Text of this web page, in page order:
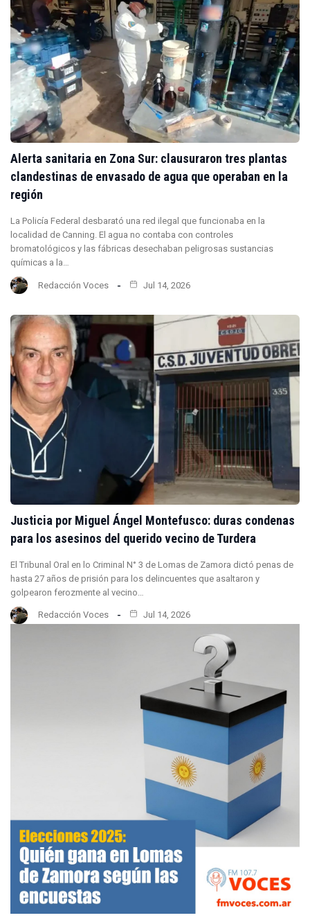
Alerta sanitaria en Zona Sur: clausuraron tres plantas
clandestinas de envasado de agua que operaban en la
región
La Policía Federal desbarató una red ilegal que funcionaba en la
localidad de Canning. El agua no contaba con controles
bromatológicos y las fábricas desechaban peligrosas sustancias
químicas a la…
Redacción Voces Jul 14, 2026
Justicia por Miguel Ángel Montefusco: duras condenas
para los asesinos del querido vecino de Turdera
El Tribunal Oral en lo Criminal N° 3 de Lomas de Zamora dictó penas de
hasta 27 años de prisión para los delincuentes que asaltaron y
golpearon ferozmente al vecino…
Redacción Voces Jul 14, 2026